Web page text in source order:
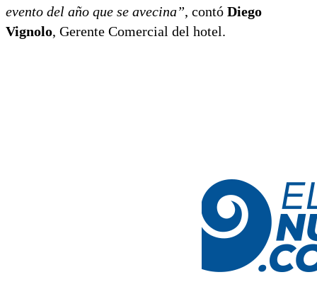
evento del año que se avecina”, contó Diego
Vignolo, Gerente Comercial del hotel.